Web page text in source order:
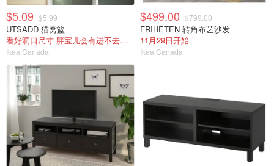
$5.09 $5.99
UTSADD 猫窝篮
看好洞口尺寸 胖宝儿会有进不去的风险
Ikea Canada
$499.00 $799.00
FRIHETEN 转角布艺沙发
11月29日开始
Ikea Canada